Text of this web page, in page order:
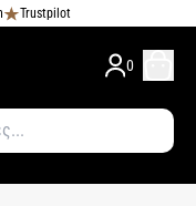
Trustpilot
0